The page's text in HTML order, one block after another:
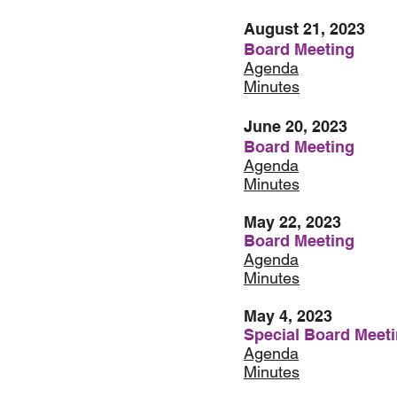
August 21, 2023
Board Meeting
Agenda
Minutes
June 20, 2023
Board Meeting
Agenda
Minutes
May 22, 2023
Board Meeting
Agenda
Minutes
May 4, 2023
Special Board
Agenda
Minutes